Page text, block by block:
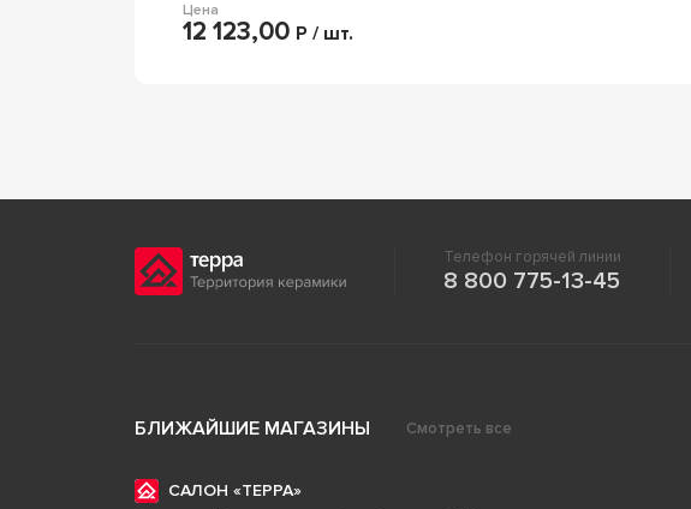
Цена
12 123,00 Р / шт.
Телефон горячей линии
8 800 775-13-45
БЛИЖАЙШИЕ МАГАЗИНЫ Смотреть все
САЛОН «ТЕРРА»